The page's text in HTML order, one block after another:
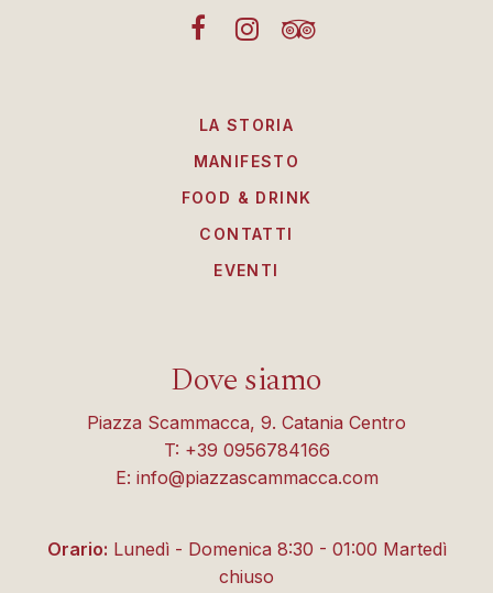
LA STORIA
MANIFESTO
FOOD & DRINK
CONTATTI
EVENTI
Dove siamo
Piazza Scammacca, 9. Catania Centro
T: +39 0956784166
E: info@piazzascammacca.com
Orario: Lunedì - Domenica 8:30 - 01:00 Martedì
chiuso